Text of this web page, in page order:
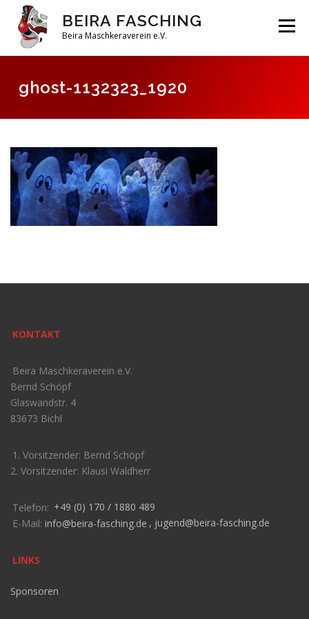
Inhalt
springen
BEIRA FASCHING
Beira Maschkeraverein e.V.
Menü
DAHOAM SAISON 2026 HABERFELDTREIBEN
ghost-1132323_1920
KONTAKT
Beira Maschkeraverein e.V.
Bernd Schöpf
Glaswandstr. 4
83673 Bichl
1. Vorsitzender: Bernd Schöpf
2. Vorsitzender: Klausi Waldherr
Telefon: +49 (0) 170 / 1880 489
E-Mail: info@beira-fasching.de , jugend@beira-fasching.de
LINKS
Sponsoren